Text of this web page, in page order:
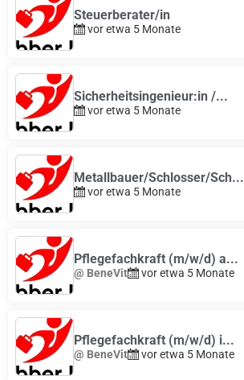
Steuerberater/in
vor etwa 5 Monate
Sicherheitsingenieur:in /...
vor etwa 5 Monate
Metallbauer/Schlosser/Sch...
vor etwa 5 Monate
Pflegefachkraft (m/w/d) a...
@ BeneVit vor etwa 5 Monate
Pflegefachkraft (m/w/d) i...
@ BeneVit vor etwa 5 Monate